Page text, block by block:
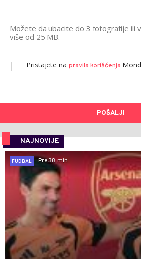
Možete da ubacite do 3 fotografije ili
više od 25 MB.
Pristajete na pravila korišćenja
POŠALJI
NAJNOVIJE
FUDBAL
Pre 38 min